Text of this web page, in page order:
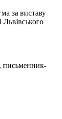
за виставу
письменник-